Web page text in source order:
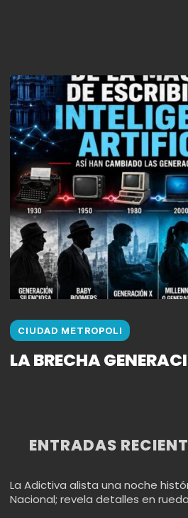
CIUDAD METROPOLI
LA BRECHA
ENTRADAS
La Adictiva alista una noche
Nacional; revela detalles en